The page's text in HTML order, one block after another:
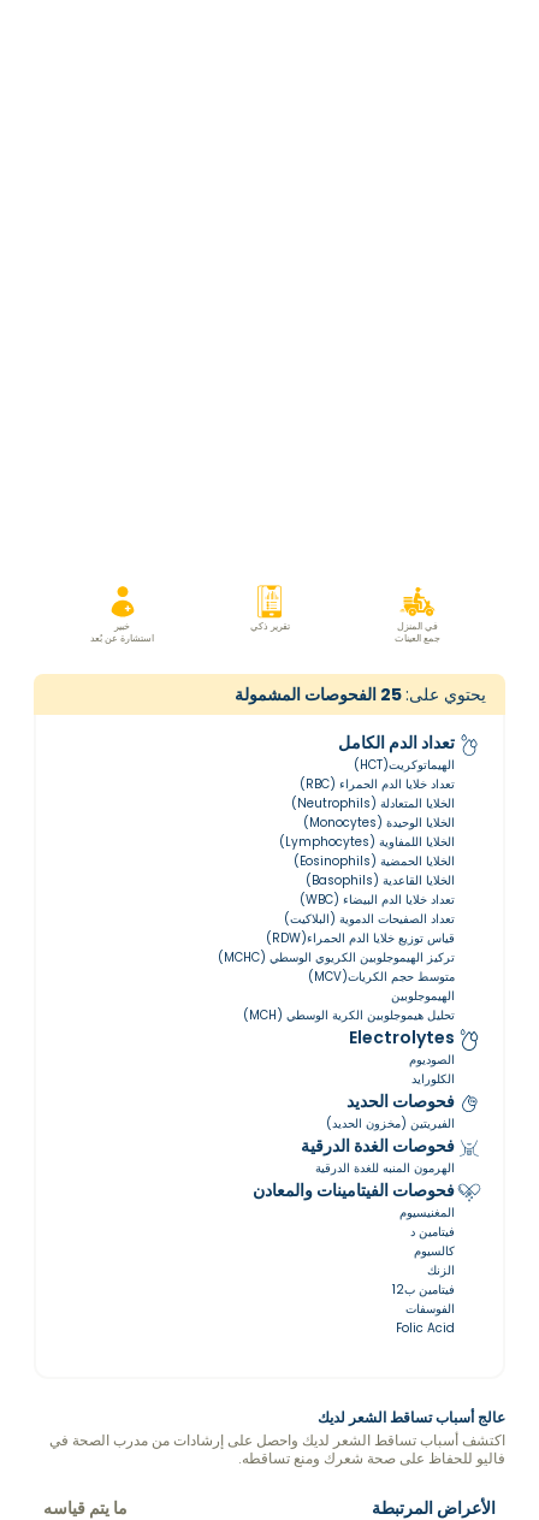
في المنزل
جمع العينات
تقرير ذكي
خبير
استشارة عن بُعد
يحتوي على:25 الفحوصات المشمولة
تعداد الدم الكامل
الهيماتوكريت(HCT)
تعداد خلايا الدم الحمراء (RBC)
الخلايا المتعادلة (Neutrophils)
الخلايا الوحيدة (Monocytes)
الخلايا اللمفاوية (Lymphocytes)
الخلايا الحمضية (Eosinophils)
الخلايا القاعدية (Basophils)
تعداد خلايا الدم البيضاء (WBC)
تعداد الصفيحات الدموية (البلاكيت)
قياس توزيع خلايا الدم الحمراء(RDW)
تركيز الهيموجلوبين الكريوي الوسطي (MCHC)
متوسط حجم الكريات(MCV)
الهيموجلوبين
تحليل هيموجلوبين الكرية الوسطي (MCH)
Electrolytes
الصوديوم
الكلورايد
فحوصات الحديد
الفيريتين (مخزون الحديد)
فحوصات الغدة الدرقية
الهرمون المنبه للغدة الدرقية
فحوصات الفيتامينات والمعادن
المغنيسيوم
فيتامين د
كالسيوم
الزنك
فيتامين ب12
الفوسفات
Folic Acid
عالج أسباب تساقط الشعر لديك
اكتشف أسباب تساقط الشعر لديك واحصل على إرشادات من مدرب الصحة في
فاليو للحفاظ على صحة شعرك ومنع تساقطه.
الأعراض المرتبطة ما يتم قياسه